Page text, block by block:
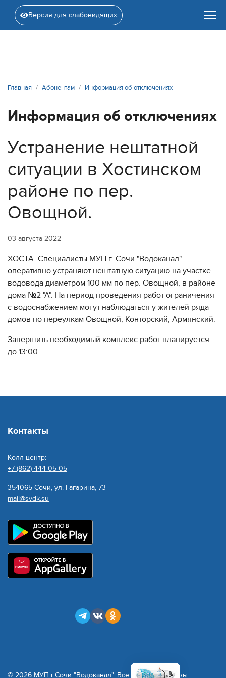
Версия для слабовидящих
Главная Абонентам Информация об отключениях
Информация об отключениях
Устранение нештатной
ситуации в Хостинском
районе по пер.
Овощной.
03 августа 2022
ХОСТА. Специалисты МУП г. Сочи "Водоканал"
оперативно устраняют нештатную ситуацию на участке
водовода диаметром 100 мм по пер. Овощной, в районе
дома №2 "А". На период проведения работ ограничения
с водоснабжением могут наблюдаться у жителей ряда
домов по переулкам Овощной, Конторский, Армянский.
Завершить необходимый комплекс работ планируется
до 13:00.
Контакты
Колл-центр:
+7 (862) 444 05 05
354065 Сочи, ул. Гагарина, 73
mail@svdk.su
© 2026 МУП г.Сочи "Водоканал". Все права защищены.